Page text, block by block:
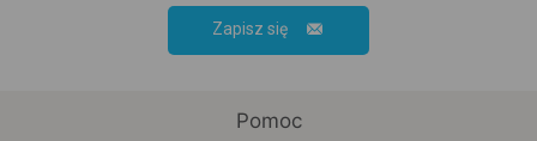
Zapisz się
Pomoc